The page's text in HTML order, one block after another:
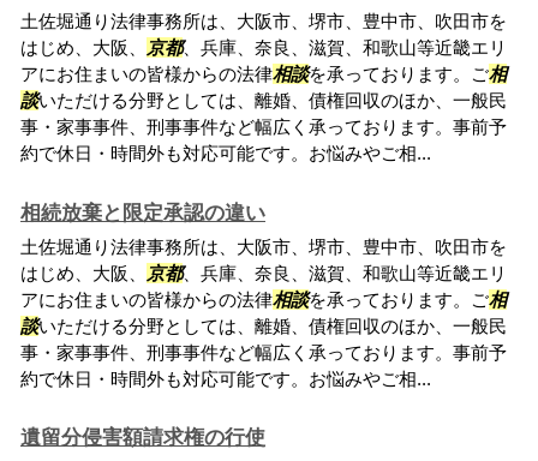
土佐堀通り法律事務所は、大阪市、堺市、豊中市、吹田市を
はじめ、大阪、
京都、兵庫、奈良、滋賀、和歌山等近畿エリ
アにお住まいの皆様からの法律相談を承っております。ご相
談いただける分野としては、離婚、債権回収のほか、一般民
事・家事事件、刑事事件など幅広く承っております。事前予
約で休日・時間外も対応可能です。お悩みやご相...
相続放棄と限定承認の違い
土佐堀通り法律事務所は、大阪市、堺市、豊中市、吹田市を
はじめ、大阪、
京都、兵庫、奈良、滋賀、和歌山等近畿エリ
アにお住まいの皆様からの法律相談を承っております。ご相
談いただける分野としては、離婚、債権回収のほか、一般民
事・家事事件、刑事事件など幅広く承っております。事前予
約で休日・時間外も対応可能です。お悩みやご相...
遺留分侵害額請求権の行使